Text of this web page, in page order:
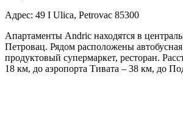
Адрес: 49 I Ulica, Petrovac 85300
Апартаменты Andric находятся в
Петровац. Рядом расположены автобусная
продуктовый супермаркет, ресторан.
18 км, до аэропорта Тивата – 38 км, до